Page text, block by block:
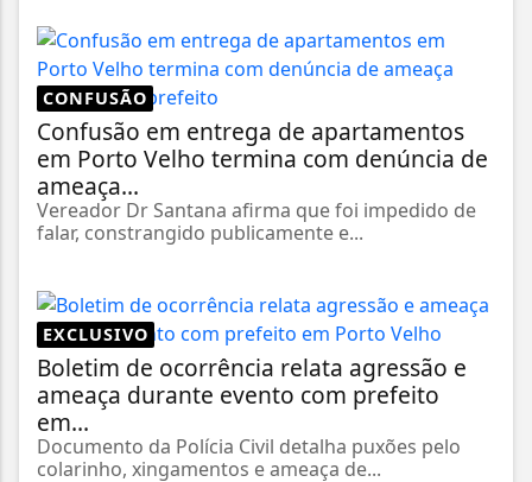
CONFUSÃO
Confusão em entrega de apartamentos
em Porto Velho termina com denúncia de
ameaça...
Vereador Dr Santana afirma que foi impedido de
falar, constrangido publicamente e...
EXCLUSIVO
Boletim de ocorrência relata agressão e
ameaça durante evento com prefeito
em...
Documento da Polícia Civil detalha puxões pelo
colarinho, xingamentos e ameaça de...